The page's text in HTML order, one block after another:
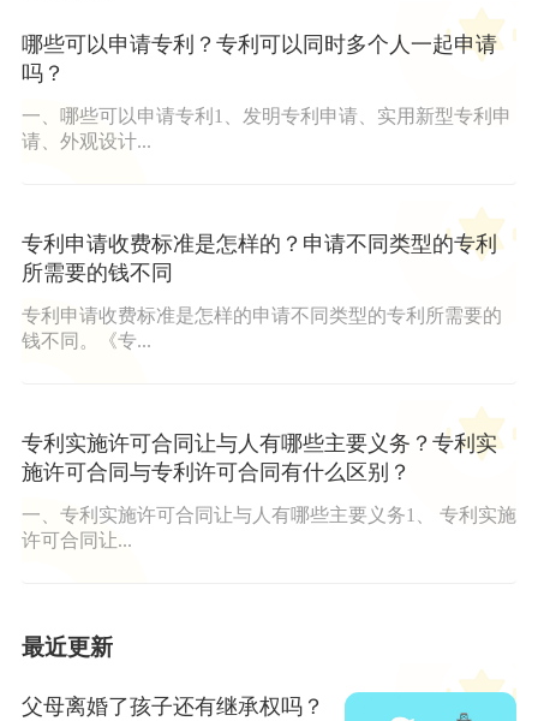
哪些可以申请专利？专利可以同时多个人一起申请
吗？
一、哪些可以申请专利1、发明专利申请、实用新型专利申
请、外观设计...
专利申请收费标准是怎样的？申请不同类型的专利
所需要的钱不同
专利申请收费标准是怎样的申请不同类型的专利所需要的
钱不同。《专...
专利实施许可合同让与人有哪些主要义务？专利实
施许可合同与专利许可合同有什么区别？
一、专利实施许可合同让与人有哪些主要义务1、 专利实施
许可合同让...
最近更新
父母离婚了孩子还有继承权吗？